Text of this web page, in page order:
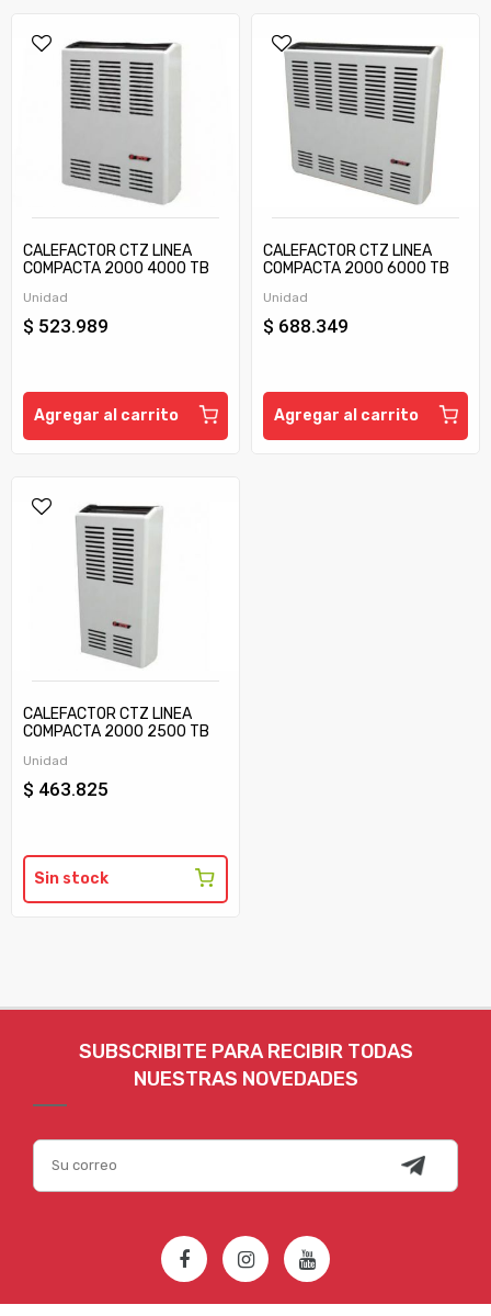
CALEFACTOR CTZ LINEA
COMPACTA 2000 4000 TB
Unidad
$ 523.989
Agregar al carrito
CALEFACTOR CTZ LINEA
COMPACTA 2000 6000 TB
Unidad
$ 688.349
Agregar al carrito
CALEFACTOR CTZ LINEA
COMPACTA 2000 2500 TB
Unidad
$ 463.825
Sin stock
SUBSCRIBITE PARA RECIBIR TODAS
NUESTRAS NOVEDADES